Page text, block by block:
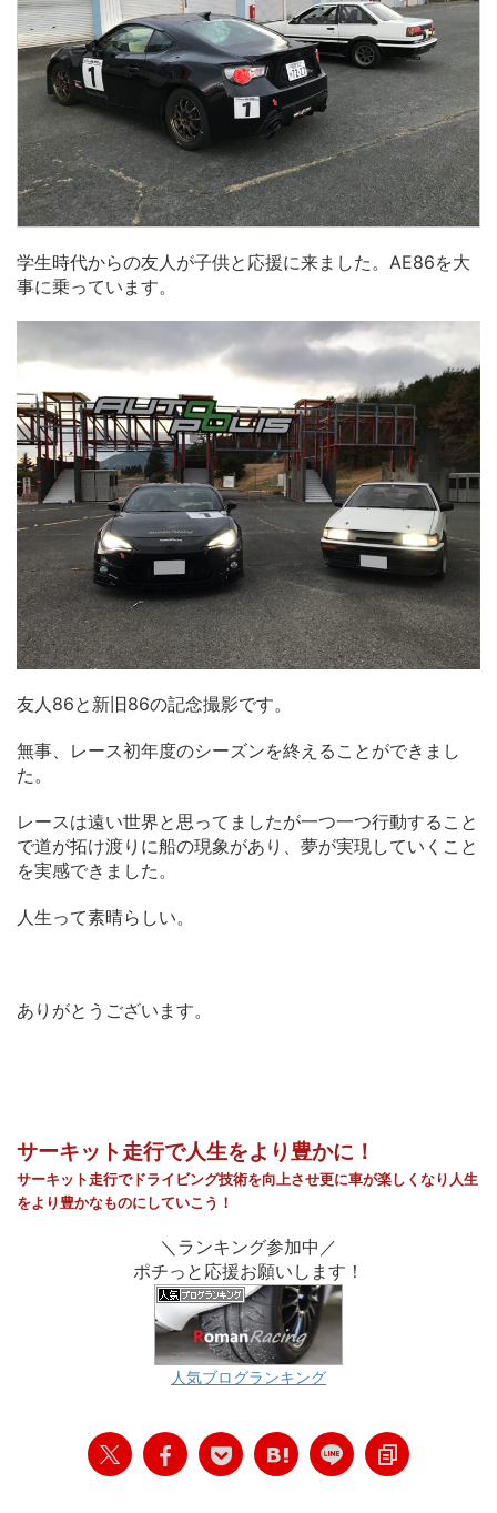
学生時代からの友人が子供と応援に来ました。AE86を大
事に乗っています。
友人86と新旧86の記念撮影です。
無事、レース初年度のシーズンを終えることができまし
た。
レースは遠い世界と思ってましたが一つ一つ行動すること
で道が拓け渡りに船の現象があり、夢が実現していくこと
を実感できました。
人生って素晴らしい。
ありがとうございます。
サーキット走行で人生をより豊かに！
サーキット走行でドライビング技術を向上させ更に車が楽しく なり 人生
をより豊かなものに していこう！
＼ランキング参加中／
ポチっと応援お願いします！
人気ブログランキング